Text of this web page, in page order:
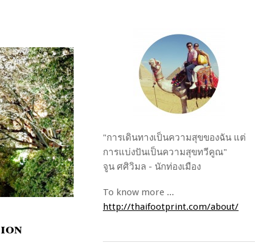
"การเดินทางเป็นความสุขของฉัน แต่
การแบ่งปันเป็นความสุขทวีคูณ"
จูน ศศิวิมล - นักท่องเมือง
To know more ...
http://thaifootprint.com/about/